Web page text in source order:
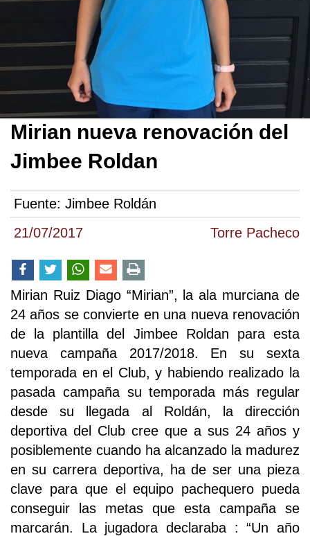
21/07/2017 Torre Pacheco
Mirian nueva renovación del
Jimbee Roldan
Fuente: Jimbee Roldán
Mirian Ruiz Diago “Mirian”, la ala murciana de
24 años se convierte en una nueva renovación
de la plantilla del Jimbee Roldan para esta
nueva campaña 2017/2018. En su sexta
temporada en el Club, y habiendo realizado la
pasada campaña su temporada más regular
desde su llegada al Roldán, la dirección
deportiva del Club cree que a sus 24 años y
posiblemente cuando ha alcanzado la madurez
en su carrera deportiva, ha de ser una pieza
clave para que el equipo pachequero pueda
conseguir las metas que esta campaña se
marcarán. La jugadora declaraba : “Un año